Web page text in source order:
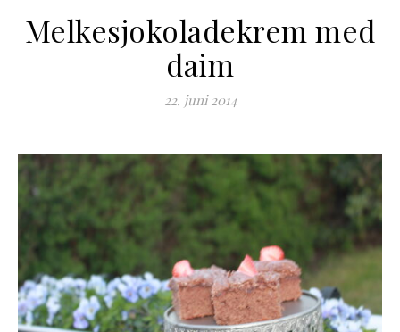
Melkesjokoladekrem med
daim
22. juni 2014